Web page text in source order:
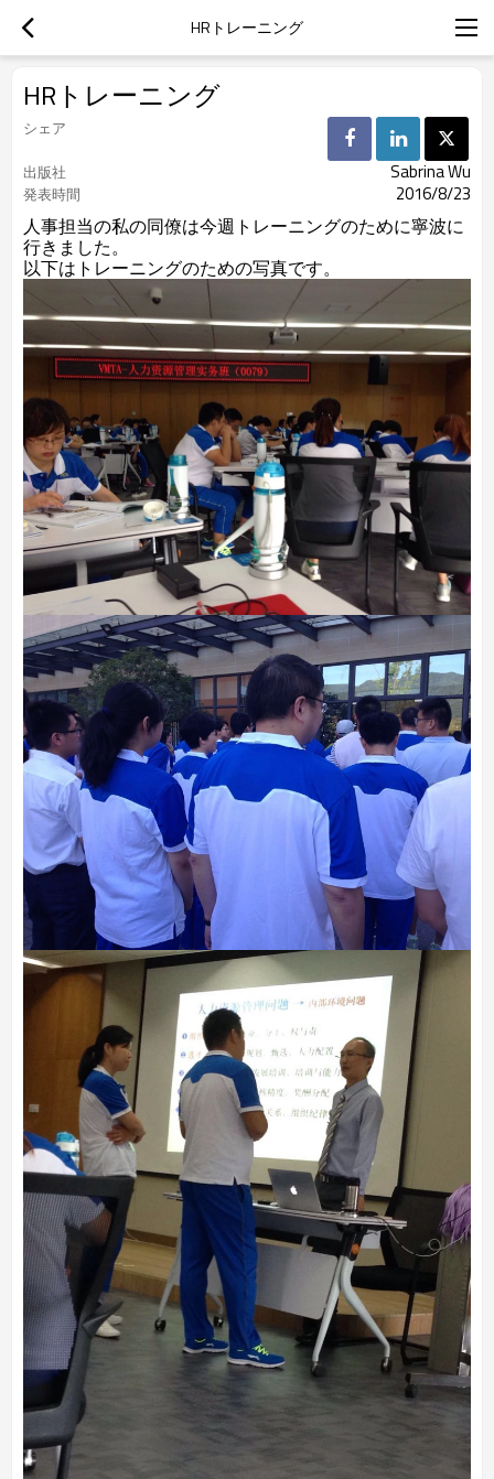
HRトレーニング
HRトレーニング
シェア
出版社
Sabrina Wu
発表時間 2016/8/23
人事担当の私の同僚は今週トレーニングのために寧波に
行きました。
以下はトレーニングのための写真です。